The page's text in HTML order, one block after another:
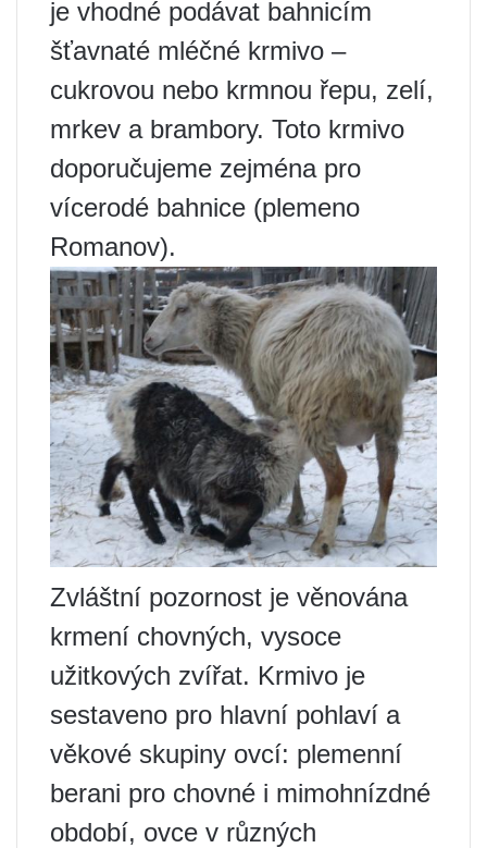
je vhodné podávat bahnicím
šťavnaté mléčné krmivo –
cukrovou nebo krmnou řepu, zelí,
mrkev a brambory. Toto krmivo
doporučujeme zejména pro
vícerodé bahnice (plemeno
Romanov).
Zvláštní pozornost je věnována
krmení chovných, vysoce
užitkových zvířat. Krmivo je
sestaveno pro hlavní pohlaví a
věkové skupiny ovcí: plemenní
berani pro chovné i mimohnízdné
období, ovce v různých